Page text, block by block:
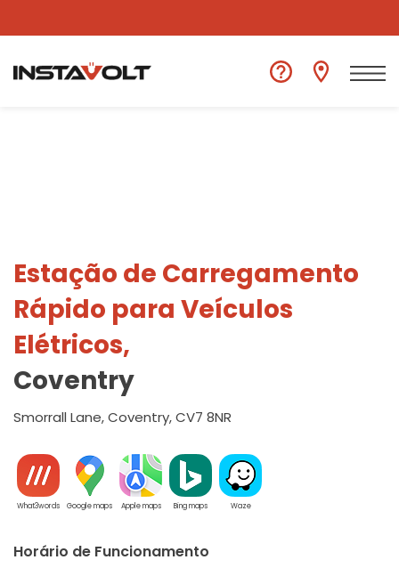
Ver outra localização
Estação de Carregamento
Rápido para Veículos
Elétricos,
Coventry
Smorrall Lane, Coventry, CV7 8NR
What3words Google maps Apple maps Bing maps Waze
Horário de Funcionamento